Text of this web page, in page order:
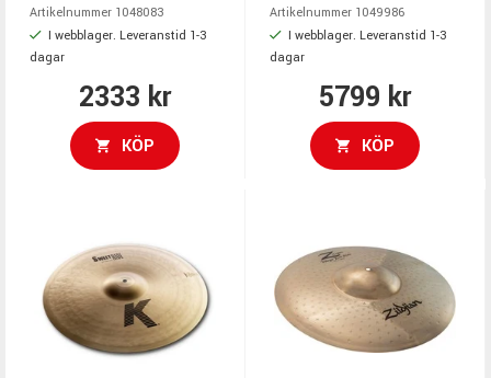
Artikelnummer 1048083
I webblager. Leveranstid 1-3
dagar
2333 kr
KÖP
Artikelnummer 1049986
I webblager. Leveranstid 1-3
dagar
5799 kr
KÖP